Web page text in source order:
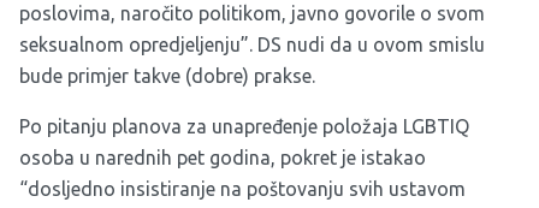
poslovima, naročito politikom, javno govorile o svom
seksualnom opredjeljenju”. DS nudi da u ovom smislu
bude primjer takve (dobre) prakse.
Po pitanju planova za unapređenje položaja LGBTIQ
osoba u narednih pet godina, pokret je istakao
“dosljedno insistiranje na poštovanju svih ustavom